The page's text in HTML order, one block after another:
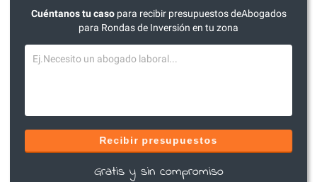
Cuéntanos tu casopara recibir presupuestos deAbogados
para Rondas de Inversión en tu zona
Recibir presupuestos
Gratis y sin compromiso